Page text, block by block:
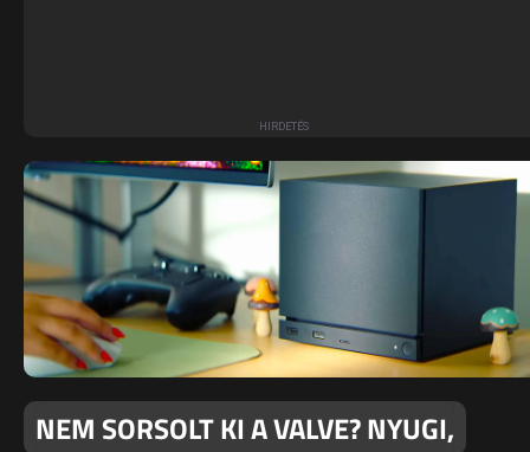
NEM SORSOLT KI A VALVE? NYUGI,